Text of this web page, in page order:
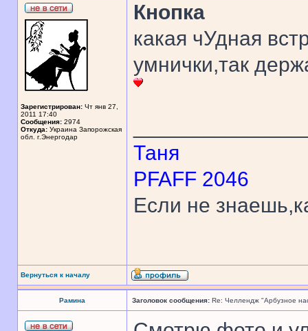
Зарегистрирован: Чт янв 27,
2011 17:40
Сообщения: 2974
Откуда: Украина Запорожская
обл. г.Энергодар
Кнопка
какая чУдная
умнички,так
Таня
PFAFF 2046
Если не
Вернуться к началу
Рамина Заголовок сообщения: Re: Челлендж "Арбузное